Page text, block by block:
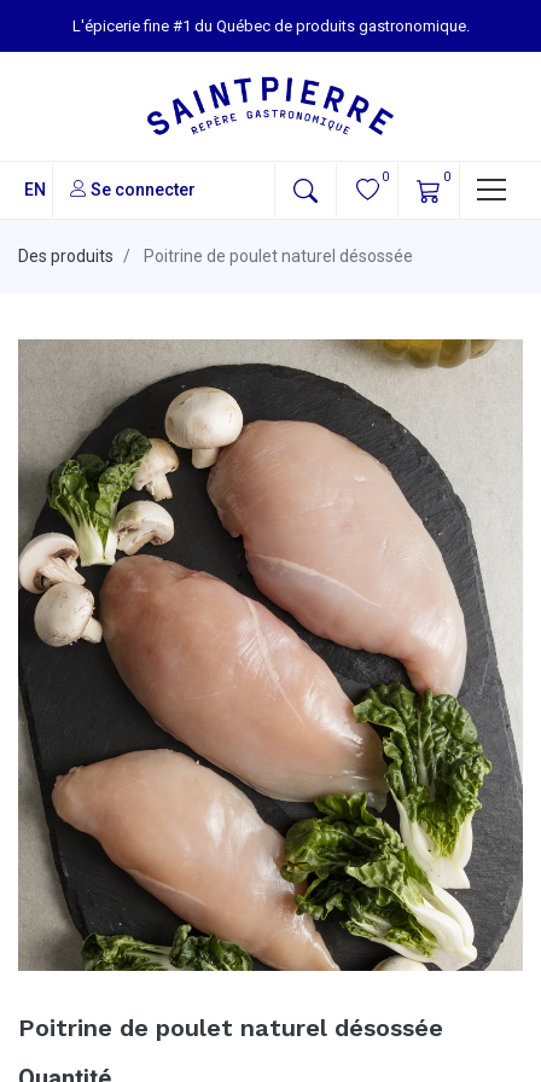
L'épicerie fine #1 du Québec de produits gastronomique.
EN Se connecter
0 0
Des produits Poitrine de poulet naturel désossée
Poitrine de poulet naturel désossée